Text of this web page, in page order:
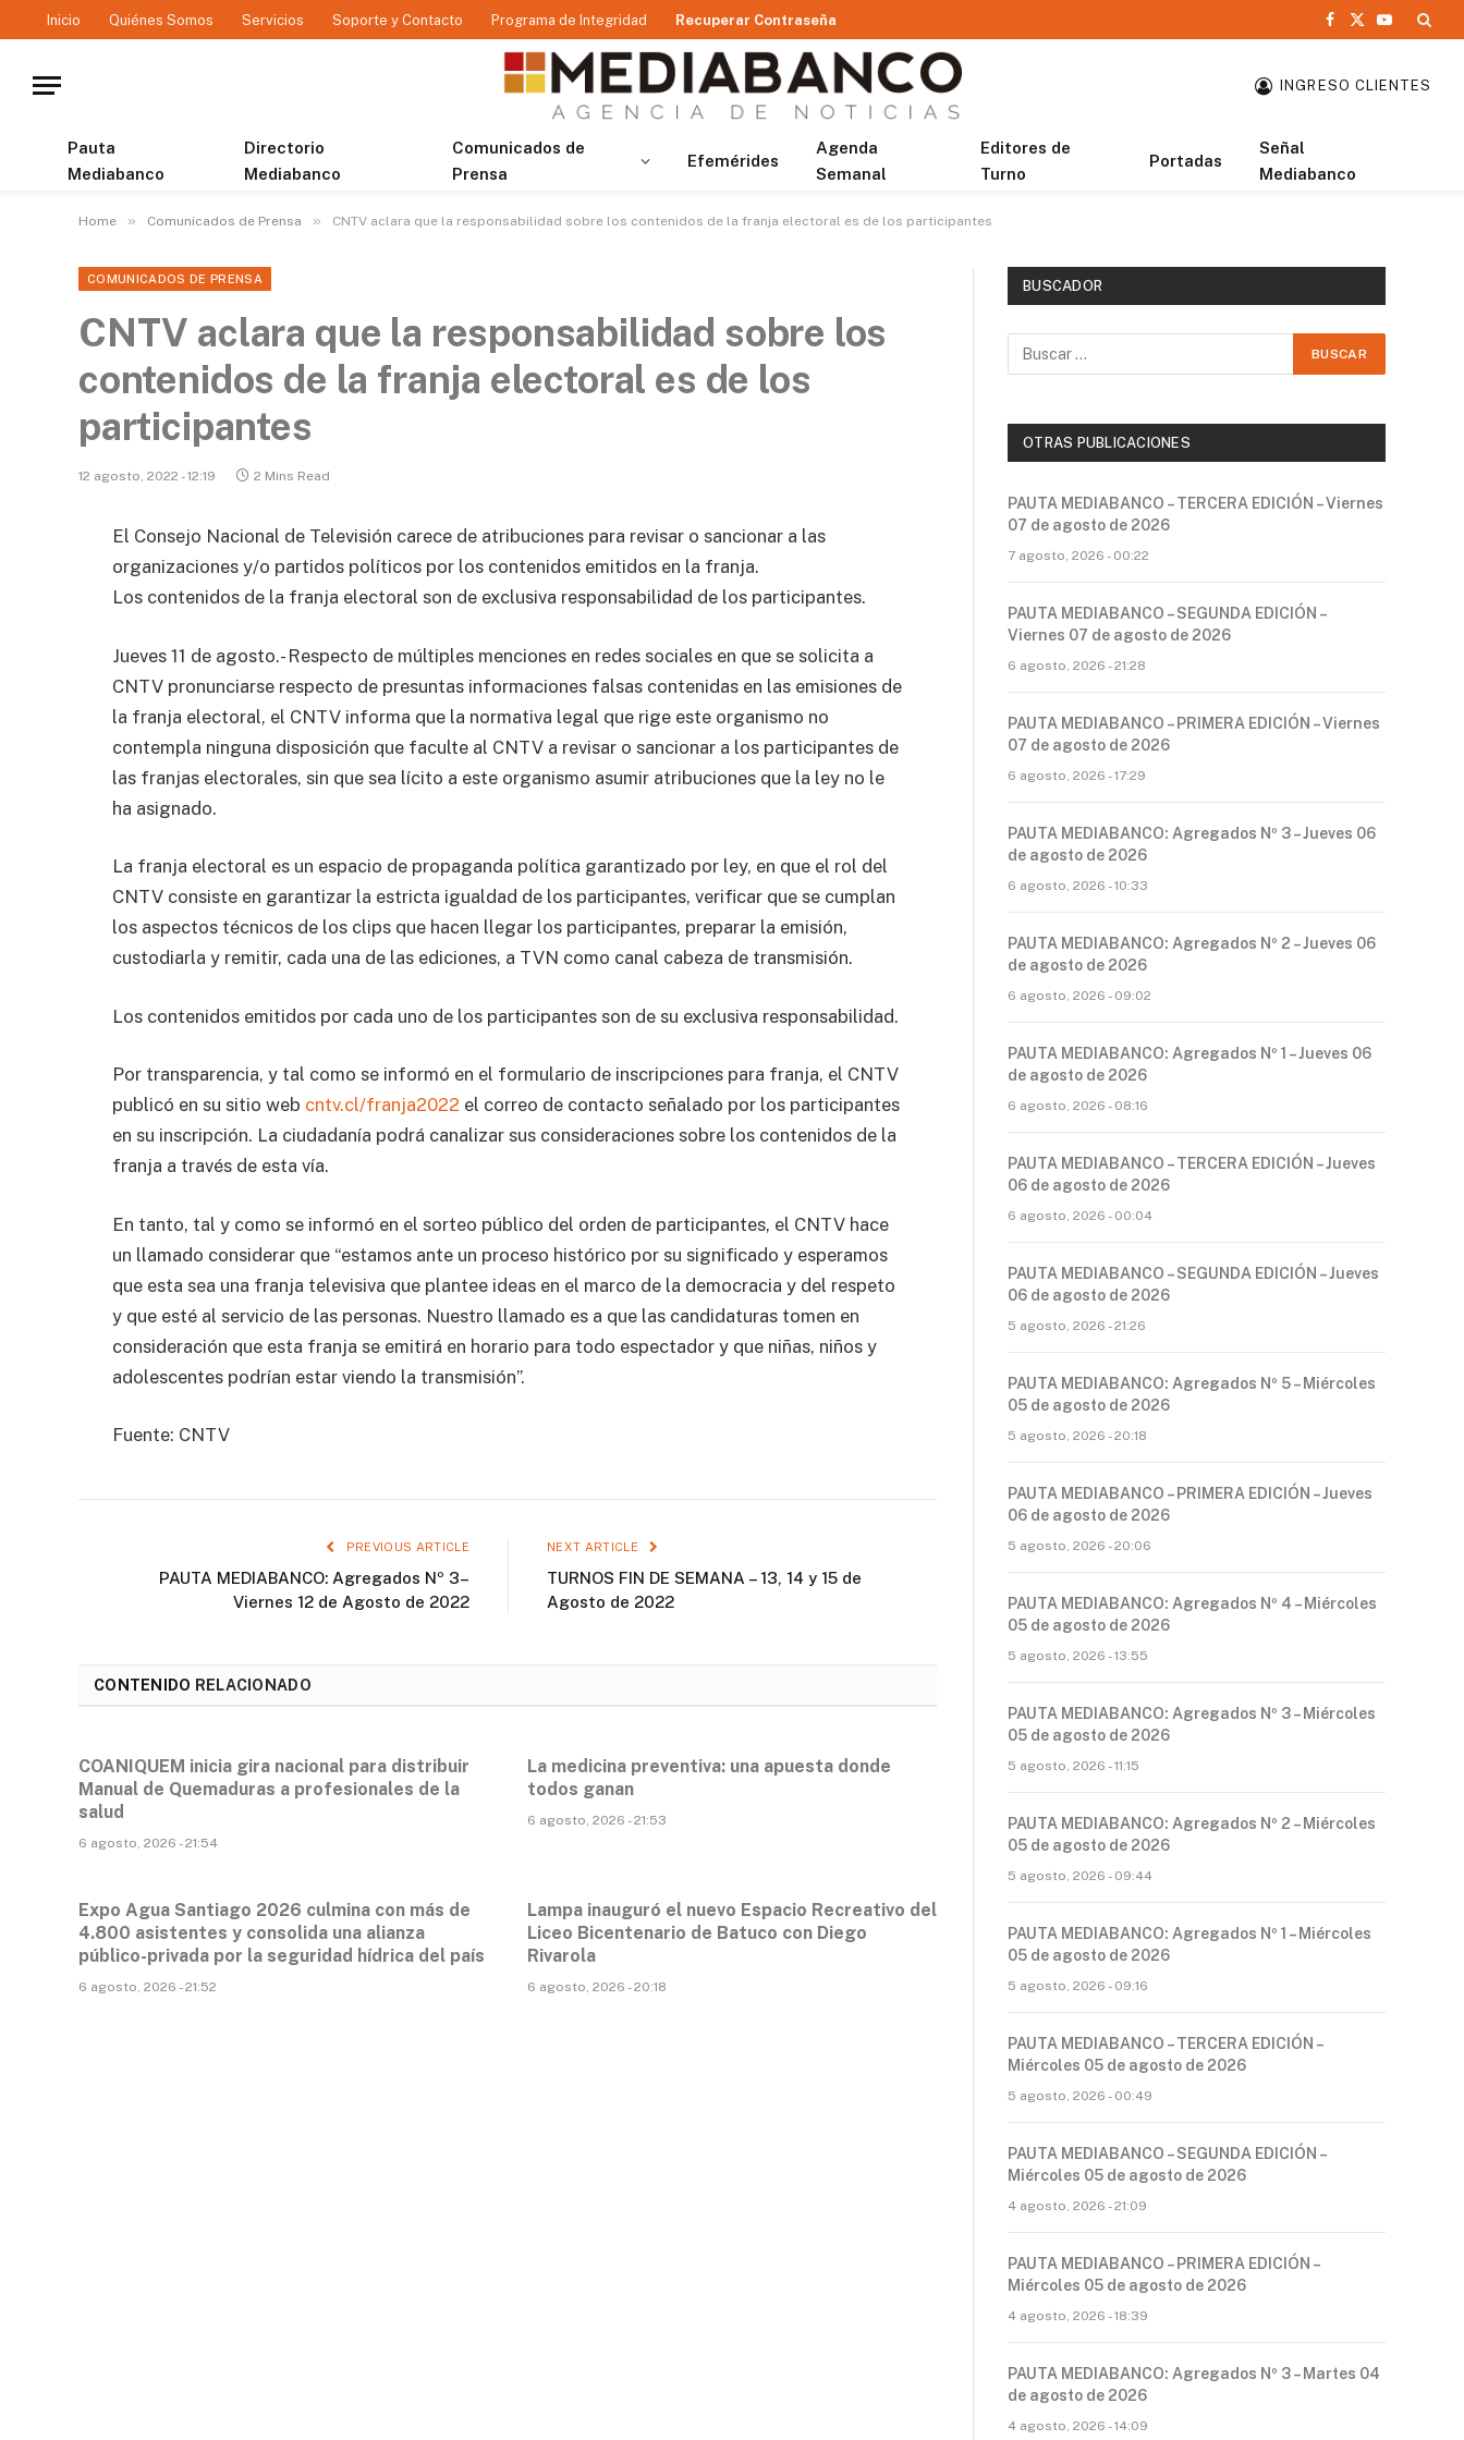
Inicio Quiénes Somos Servicios Soporte y Contacto Programa de Integridad Recuperar Contraseña
Facebook
X
YouTube
INGRESO CLIENTES
Pauta
Mediabanco
Directorio
Mediabanco
Comunicados de
Prensa
Efemérides
Agenda
Semanal
Editores de
Turno
Portadas
Señal
Mediabanco
Home » Comunicados de Prensa » CNTV aclara que la responsabilidad sobre los contenidos de la franja electoral es de los participantes
COMUNICADOS DE PRENSA
CNTV aclara que la responsabilidad sobre los
contenidos de la franja electoral es de los
participantes
12 agosto, 2022 - 12:19 2 Mins Read
El Consejo Nacional de Televisión carece de atribuciones para revisar o sancionar a las
organizaciones y/o partidos políticos por los contenidos emitidos en la franja.
Los contenidos de la franja electoral son de exclusiva responsabilidad de los participantes.
Jueves 11 de agosto.- Respecto de múltiples menciones en redes sociales en que se solicita a
CNTV pronunciarse respecto de presuntas informaciones falsas contenidas en las emisiones de
la franja electoral, el CNTV informa que la normativa legal que rige este organismo no
contempla ninguna disposición que faculte al CNTV a revisar o sancionar a los participantes de
las franjas electorales, sin que sea lícito a este organismo asumir atribuciones que la ley no le
ha asignado.
La franja electoral es un espacio de propaganda política garantizado por ley, en que el rol del
CNTV consiste en garantizar la estricta igualdad de los participantes, verificar que se cumplan
los aspectos técnicos de los clips que hacen llegar los participantes, preparar la emisión,
custodiarla y remitir, cada una de las ediciones, a TVN como canal cabeza de transmisión.
Los contenidos emitidos por cada uno de los participantes son de su exclusiva responsabilidad.
Por transparencia, y tal como se informó en el formulario de inscripciones para franja, el CNTV
publicó en su sitio web cntv.cl/franja2022 el correo de contacto señalado por los participantes
en su inscripción. La ciudadanía podrá canalizar sus consideraciones sobre los contenidos de la
franja a través de esta vía.
En tanto, tal y como se informó en el sorteo público del orden de participantes, el CNTV hace
un llamado considerar que “estamos ante un proceso histórico por su significado y esperamos
que esta sea una franja televisiva que plantee ideas en el marco de la democracia y del respeto
y que esté al servicio de las personas. Nuestro llamado es a que las candidaturas tomen en
consideración que esta franja se emitirá en horario para todo espectador y que niñas, niños y
adolescentes podrían estar viendo la transmisión”.
Fuente: CNTV
PREVIOUS ARTICLE
PAUTA MEDIABANCO: Agregados Nº 3–
Viernes 12 de Agosto de 2022
NEXT ARTICLE
TURNOS FIN DE SEMANA – 13, 14 y 15 de
Agosto de 2022
CONTENIDO RELACIONADO
COANIQUEM inicia gira nacional para distribuir
Manual de Quemaduras a profesionales de la
salud
6 agosto, 2026 - 21:54
La medicina preventiva: una apuesta donde
todos ganan
6 agosto, 2026 - 21:53
Expo Agua Santiago 2026 culmina con más de
4.800 asistentes y consolida una alianza
público-privada por la seguridad hídrica del país
6 agosto, 2026 - 21:52
Lampa inauguró el nuevo Espacio Recreativo del
Liceo Bicentenario de Batuco con Diego
Rivarola
6 agosto, 2026 - 20:18
BUSCADOR
OTRAS PUBLICACIONES
PAUTA MEDIABANCO – TERCERA EDICIÓN – Viernes
07 de agosto de 2026
7 agosto, 2026 - 00:22
PAUTA MEDIABANCO – SEGUNDA EDICIÓN –
Viernes 07 de agosto de 2026
6 agosto, 2026 - 21:28
PAUTA MEDIABANCO – PRIMERA EDICIÓN – Viernes
07 de agosto de 2026
6 agosto, 2026 - 17:29
PAUTA MEDIABANCO: Agregados Nº 3 – Jueves 06
de agosto de 2026
6 agosto, 2026 - 10:33
PAUTA MEDIABANCO: Agregados Nº 2 – Jueves 06
de agosto de 2026
6 agosto, 2026 - 09:02
PAUTA MEDIABANCO: Agregados Nº 1 – Jueves 06
de agosto de 2026
6 agosto, 2026 - 08:16
PAUTA MEDIABANCO – TERCERA EDICIÓN – Jueves
06 de agosto de 2026
6 agosto, 2026 - 00:04
PAUTA MEDIABANCO – SEGUNDA EDICIÓN – Jueves
06 de agosto de 2026
5 agosto, 2026 - 21:26
PAUTA MEDIABANCO: Agregados Nº 5 – Miércoles
05 de agosto de 2026
5 agosto, 2026 - 20:18
PAUTA MEDIABANCO – PRIMERA EDICIÓN – Jueves
06 de agosto de 2026
5 agosto, 2026 - 20:06
PAUTA MEDIABANCO: Agregados Nº 4 – Miércoles
05 de agosto de 2026
5 agosto, 2026 - 13:55
PAUTA MEDIABANCO: Agregados Nº 3 – Miércoles
05 de agosto de 2026
5 agosto, 2026 - 11:15
PAUTA MEDIABANCO: Agregados Nº 2 – Miércoles
05 de agosto de 2026
5 agosto, 2026 - 09:44
PAUTA MEDIABANCO: Agregados Nº 1 – Miércoles
05 de agosto de 2026
5 agosto, 2026 - 09:16
PAUTA MEDIABANCO – TERCERA EDICIÓN –
Miércoles 05 de agosto de 2026
5 agosto, 2026 - 00:49
PAUTA MEDIABANCO – SEGUNDA EDICIÓN –
Miércoles 05 de agosto de 2026
4 agosto, 2026 - 21:09
PAUTA MEDIABANCO – PRIMERA EDICIÓN –
Miércoles 05 de agosto de 2026
4 agosto, 2026 - 18:39
PAUTA MEDIABANCO: Agregados Nº 3 – Martes 04
de agosto de 2026
4 agosto, 2026 - 14:09